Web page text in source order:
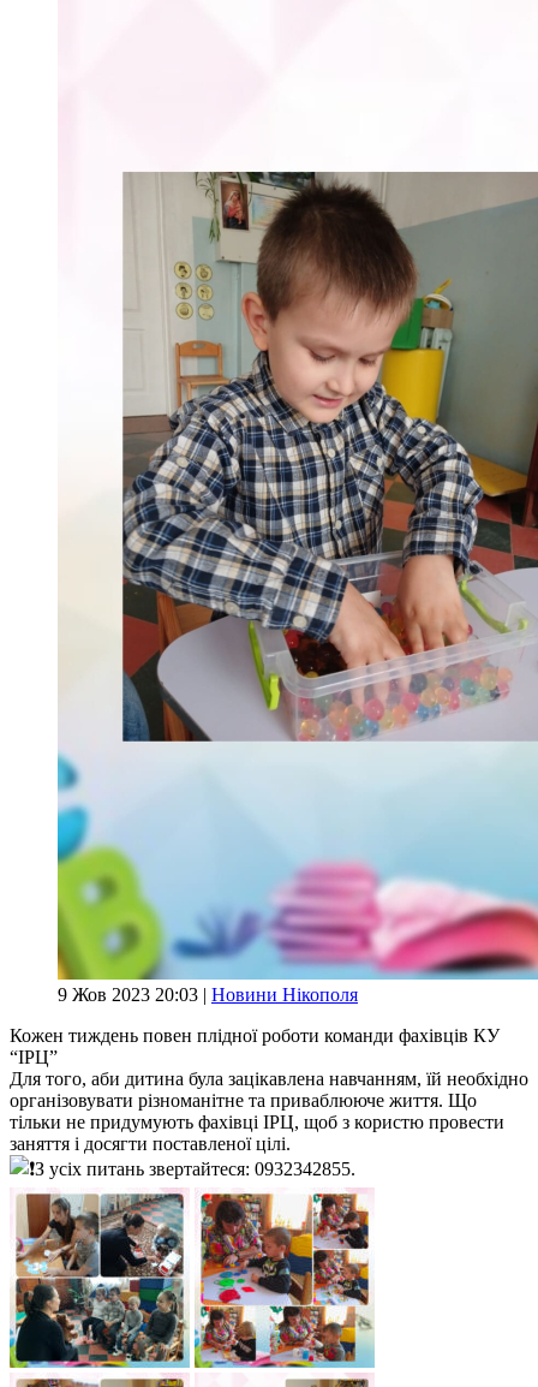
9 Жов 2023 20:03 | Новини Нікополя
Кожен тиждень повен плідної роботи команди фахівців КУ
“ІРЦ”
Для того, аби дитина була зацікавлена навчанням, їй необхідно
організовувати різноманітне та приваблююче життя. Що
тільки не придумують фахівці ІРЦ, щоб з користю провести
заняття і досягти поставленої цілі.
З усіх питань звертайтеся: 0932342855.